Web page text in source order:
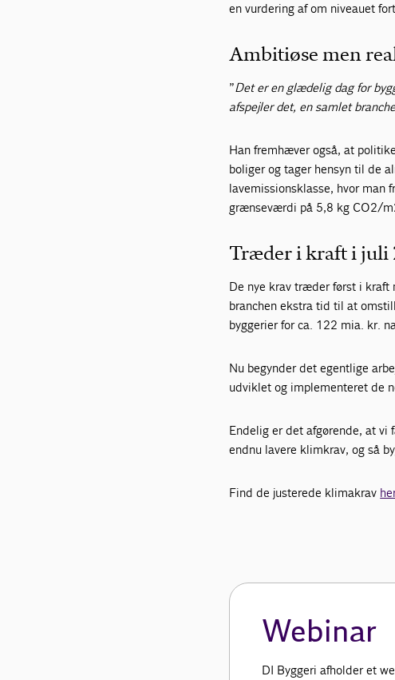
en vurdering af om niveauet
Ambitiøse men
”Det er en glædelig dag for
afspejler det, en samlet
Han fremhæver også, at
boliger og tager hensyn til de
lavemissionsklasse, hvor
grænseværdi på 5,8 kg CO2/
Træder i kraft i juli
De nye krav træder først i
branchen ekstra tid til at
byggerier for ca. 122 mia. kr.
Nu begynder det egentlige
udviklet og implementeret de
Endelig er det afgørende, at
endnu lavere klimkrav, og så
Find de justerede klimakrav
Webinar
DI Byggeri afholder et